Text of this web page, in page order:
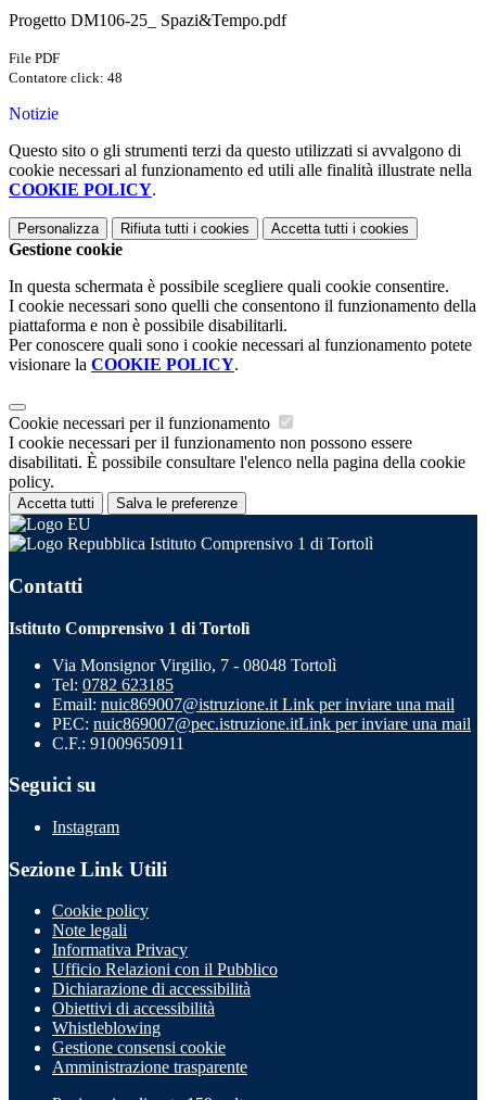
Progetto DM106-25_ Spazi&Tempo.pdf
File PDF
Contatore click: 48
Notizie
Questo sito o gli strumenti terzi da questo utilizzati si avvalgono di
cookie necessari al funzionamento ed utili alle finalità illustrate nella
COOKIE POLICY.
Personalizza Rifiuta tutti i cookies Accetta tutti i cookies
Gestione cookie
In questa schermata è possibile scegliere quali cookie consentire.
I cookie necessari sono quelli che consentono il funzionamento della
piattaforma e non è possibile disabilitarli.
Per conoscere quali sono i cookie necessari al funzionamento potete
visionare la COOKIE POLICY.
Cookie necessari per il funzionamento
I cookie necessari per il funzionamento non possono essere
disabilitati. È possibile consultare l'elenco nella pagina della cookie
policy.
Accetta tutti Salva le preferenze
Istituto Comprensivo 1 di Tortolì
Contatti
Istituto Comprensivo 1 di Tortolì
Via Monsignor Virgilio, 7 - 08048 Tortolì
Tel: 0782 623185
Email: nuic869007@istruzione.it Link per inviare una mail
PEC: nuic869007@pec.istruzione.itLink per inviare una mail
C.F.: 91009650911
Seguici su
Instagram
Sezione Link Utili
Cookie policy
Note legali
Informativa Privacy
Ufficio Relazioni con il Pubblico
Dichiarazione di accessibilità
Obiettivi di accessibilità
Whistleblowing
Gestione consensi cookie
Amministrazione trasparente